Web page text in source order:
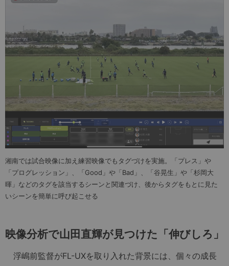
湘南では試合映像に加え練習映像でもタグづけを実施。「プレス」や
「プログレッション」、「Good」や「Bad」、「谷晃生」や「杉岡大
暉」などのタグを該当するシーンと関連づけ、後からタグをもとに見た
いシーンを簡単に呼び起こせる
映像分析で山田直輝が見つけた「伸びしろ」
浮嶋前監督がFL-UXを取り入れた背景には、個々の成長